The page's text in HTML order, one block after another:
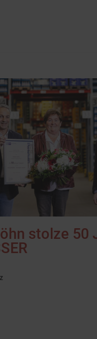
stolze 50